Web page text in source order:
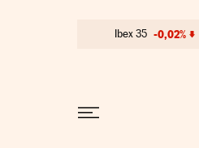
Ibex 35 -0,02%